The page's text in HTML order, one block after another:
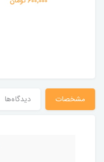
مشخصات دیدگاه‌ها